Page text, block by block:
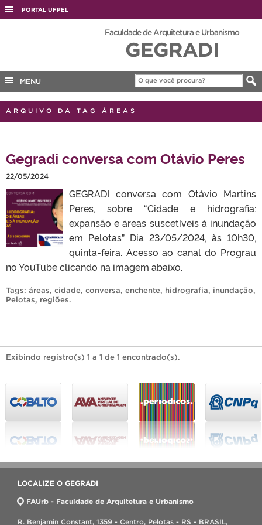
PORTAL UFPEL
EDITAIS
PORTARIAS
TELEFONES
Faculdade de Arquitetura e Urbanismo
GEGRADI
MENU
ARQUIVO DA TAG ÁREAS
Gegradi conversa com Otávio Peres
22/05/2024
GEGRADI conversa com Otávio Martins
Peres, sobre “Cidade e hidrografia:
expansão e áreas suscetíveis à inundação
em Pelotas” Dia 23/05/2024, às 10h30,
quinta-feira. Acesso ao canal do Prograu
no YouTube clicando na imagem abaixo.
Tags: áreas, cidade, conversa, enchente, hidrografia, inundação,
Pelotas, regiões.
Exibindo registro(s) 1 a 1 de 1 encontrado(s).
LOCALIZE O GEGRADI
FAUrb - Faculdade de Arquitetura e Urbanismo
R. Benjamin Constant, 1359 - Centro, Pelotas - RS - BRASIL,